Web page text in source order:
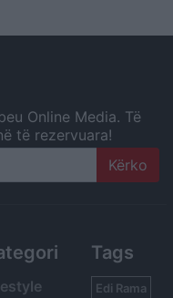
Online Media. Të
të rezervuara!
Tags
Edi Rama